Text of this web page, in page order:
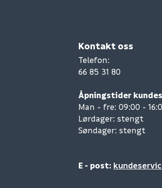
Kontakt oss
Telefon:
66 85 31 80
Åpningstider
Man - fre: 09:00 -
Lørdager: stengt
Søndager: stengt
E - post: